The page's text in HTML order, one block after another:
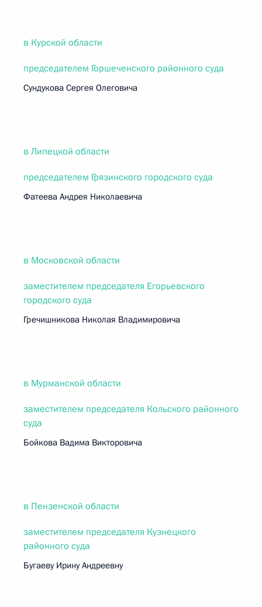
в Курской области
председателем Горшеченского районного суда
Сундукова Сергея Олеговича
в Липецкой области
председателем Грязинского городского суда
Фатеева Андрея Николаевича
в Московской области
заместителем председателя Егорьевского
городского суда
Гречишникова Николая Владимировича
в Мурманской области
заместителем председателя Кольского районного
суда
Бойкова Вадима Викторовича
в Пензенской области
заместителем председателя Кузнецкого
районного суда
Бугаеву Ирину Андреевну